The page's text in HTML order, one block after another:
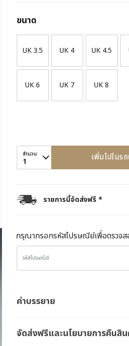
ขนาด
UK 3.5 UK 4 UK 4.5
UK 6 UK 7 UK 8
จำนวน
1 เพิ่มไปในรถ
รายการนี้จัดส่งฟรี *
กรุณากรอกรหัสไปรษณีย์เพื่อตรวจส
คำบรรยาย
จัดส่งฟรีและนโยบายการคืนสิน